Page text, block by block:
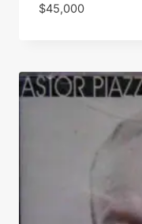
$45,000